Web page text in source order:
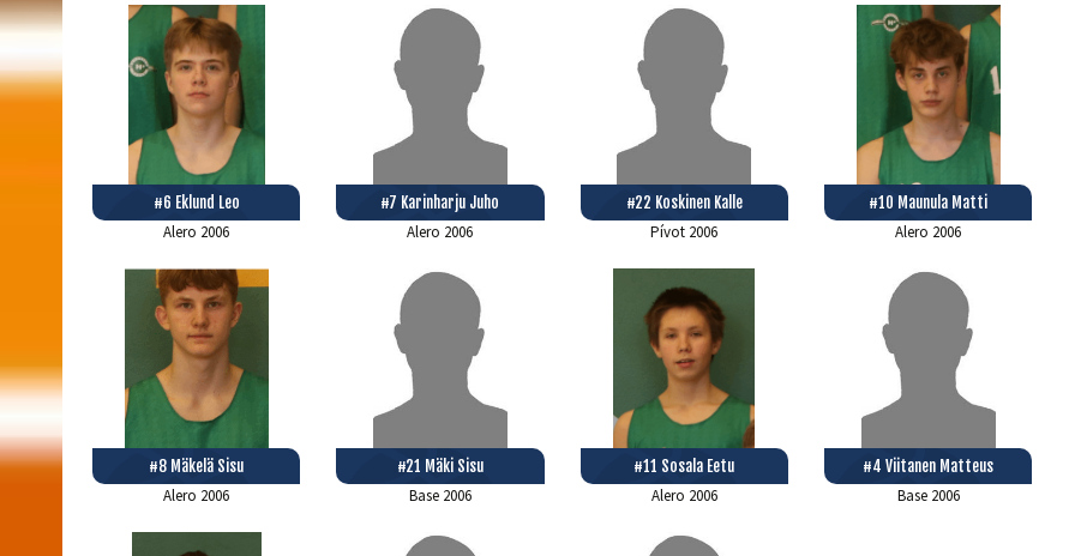
#6 Eklund Leo
Alero 2006
#7 Karinharju Juho
Alero 2006
#22 Koskinen Kalle
Pívot 2006
#10 Maunula Matti
Alero 2006
#8 Mäkelä Sisu
Alero 2006
#21 Mäki Sisu
Base 2006
#11 Sosala Eetu
Alero 2006
#4 Viitanen Matteus
Base 2006